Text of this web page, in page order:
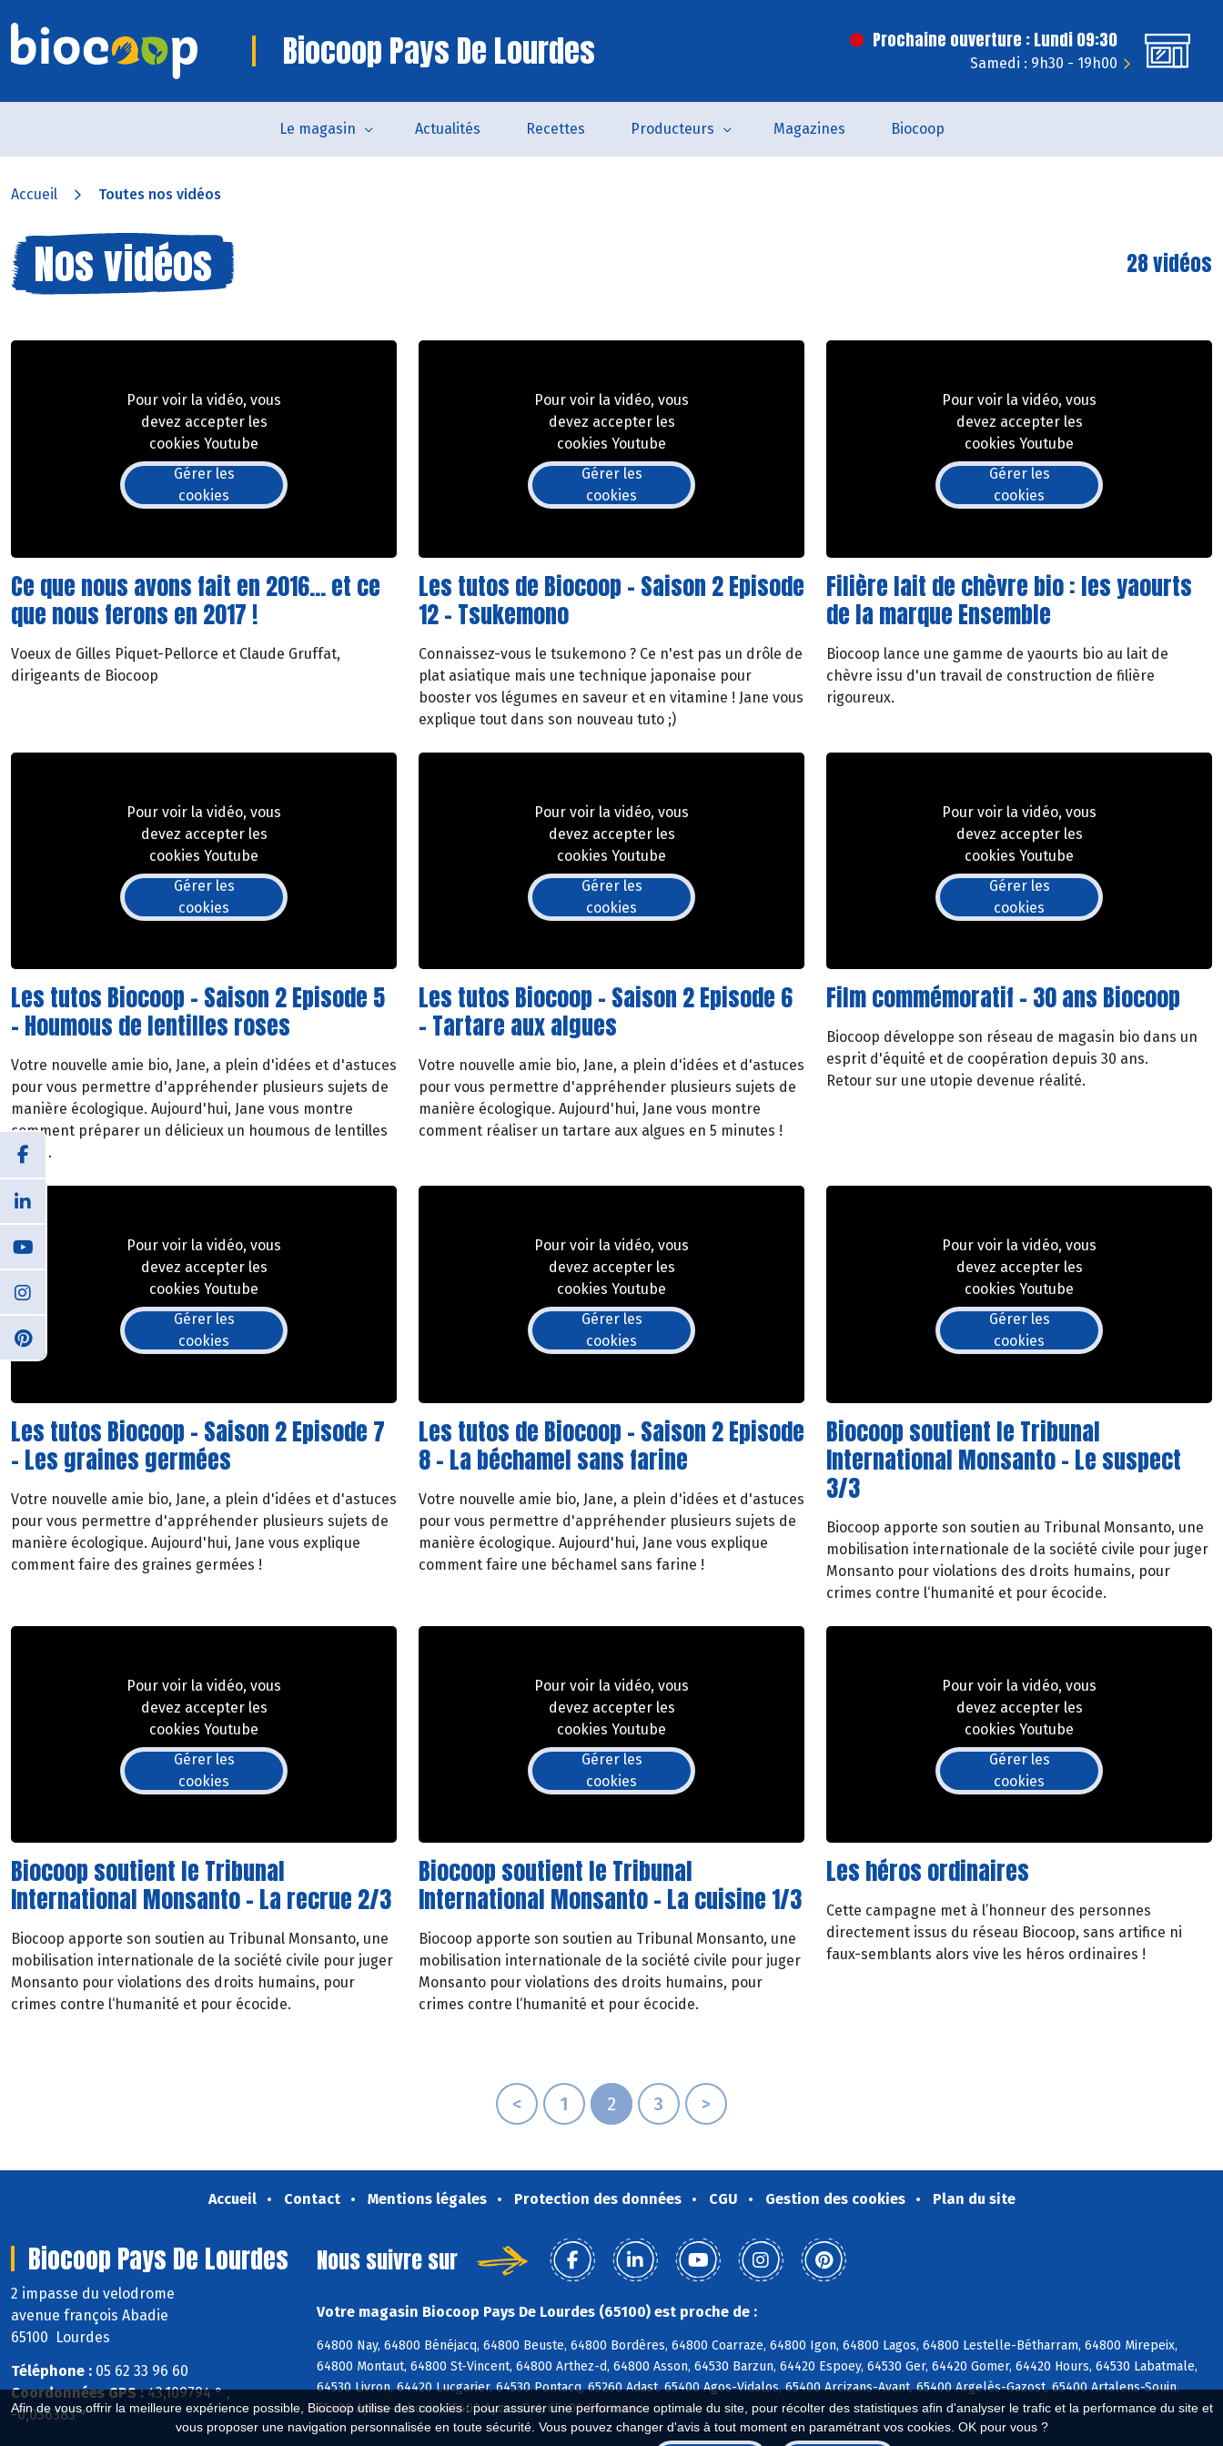
Afin de vous offrir la meilleure expérience possible, Biocoop utilise des cookies : pour assurer une performance optimale du site, pour récolter des statistiques afin d'analyser le trafic et la performance du site et
vous proposer une navigation personnalisée en toute sécurité. Vous pouvez changer d'avis à tout moment en paramétrant vos cookies. OK pour vous ?
Biocoop Pays De Lourdes Prochaine ouverture : Lundi 09:30
Samedi : 9h30 - 19h00
Le magasin Actualités Recettes Producteurs Magazines Biocoop
Accueil Toutes nos vidéos
Nos vidéos 28 vidéos
Pour voir la vidéo, vous
devez accepter les
cookies Youtube
Gérer les
cookies
Ce que nous avons fait en 2016... et ce
que nous ferons en 2017 !
Voeux de Gilles Piquet-Pellorce et Claude Gruffat,
dirigeants de Biocoop
Pour voir la vidéo, vous
devez accepter les
cookies Youtube
Gérer les
cookies
Les tutos de Biocoop - Saison 2 Episode
12 - Tsukemono
Connaissez-vous le tsukemono ? Ce n'est pas un drôle de
plat asiatique mais une technique japonaise pour
booster vos légumes en saveur et en vitamine ! Jane vous
explique tout dans son nouveau tuto ;)
Pour voir la vidéo, vous
devez accepter les
cookies Youtube
Gérer les
cookies
Filière lait de chèvre bio : les yaourts
de la marque Ensemble
Biocoop lance une gamme de yaourts bio au lait de
chèvre issu d'un travail de construction de filière
rigoureux.
Pour voir la vidéo, vous
devez accepter les
cookies Youtube
Gérer les
cookies
Les tutos Biocoop - Saison 2 Episode 5
- Houmous de lentilles roses
Votre nouvelle amie bio, Jane, a plein d'idées et d'astuces
pour vous permettre d'appréhender plusieurs sujets de
manière écologique. Aujourd'hui, Jane vous montre
comment préparer un délicieux un houmous de lentilles
roses.
Pour voir la vidéo, vous
devez accepter les
cookies Youtube
Gérer les
cookies
Les tutos Biocoop - Saison 2 Episode 6
- Tartare aux algues
Votre nouvelle amie bio, Jane, a plein d'idées et d'astuces
pour vous permettre d'appréhender plusieurs sujets de
manière écologique. Aujourd'hui, Jane vous montre
comment réaliser un tartare aux algues en 5 minutes !
Pour voir la vidéo, vous
devez accepter les
cookies Youtube
Gérer les
cookies
Film commémoratif - 30 ans Biocoop
Biocoop développe son réseau de magasin bio dans un
esprit d'équité et de coopération depuis 30 ans.
Retour sur une utopie devenue réalité.
Pour voir la vidéo, vous
devez accepter les
cookies Youtube
Gérer les
cookies
Les tutos Biocoop - Saison 2 Episode 7
- Les graines germées
Votre nouvelle amie bio, Jane, a plein d'idées et d'astuces
pour vous permettre d'appréhender plusieurs sujets de
manière écologique. Aujourd'hui, Jane vous explique
comment faire des graines germées !
Pour voir la vidéo, vous
devez accepter les
cookies Youtube
Gérer les
cookies
Les tutos de Biocoop - Saison 2 Episode
8 - La béchamel sans farine
Votre nouvelle amie bio, Jane, a plein d'idées et d'astuces
pour vous permettre d'appréhender plusieurs sujets de
manière écologique. Aujourd'hui, Jane vous explique
comment faire une béchamel sans farine !
Pour voir la vidéo, vous
devez accepter les
cookies Youtube
Gérer les
cookies
Biocoop soutient le Tribunal
International Monsanto - Le suspect
3/3
Biocoop apporte son soutien au Tribunal Monsanto, une
mobilisation internationale de la société civile pour juger
Monsanto pour violations des droits humains, pour
crimes contre l‘humanité et pour écocide.
Pour voir la vidéo, vous
devez accepter les
cookies Youtube
Gérer les
cookies
Biocoop soutient le Tribunal
International Monsanto - La recrue 2/3
Biocoop apporte son soutien au Tribunal Monsanto, une
mobilisation internationale de la société civile pour juger
Monsanto pour violations des droits humains, pour
crimes contre l‘humanité et pour écocide.
Pour voir la vidéo, vous
devez accepter les
cookies Youtube
Gérer les
cookies
Biocoop soutient le Tribunal
International Monsanto - La cuisine 1/3
Biocoop apporte son soutien au Tribunal Monsanto, une
mobilisation internationale de la société civile pour juger
Monsanto pour violations des droits humains, pour
crimes contre l‘humanité et pour écocide.
Pour voir la vidéo, vous
devez accepter les
cookies Youtube
Gérer les
cookies
Les héros ordinaires
Cette campagne met à l’honneur des personnes
directement issus du réseau Biocoop, sans artifice ni
faux-semblants alors vive les héros ordinaires !
< 1 2 3 >
Accueil Contact Mentions légales Protection des données CGU Gestion des cookies Plan du site
Biocoop Pays De Lourdes
2 impasse du velodrome
avenue françois Abadie
65100 Lourdes
Téléphone : 05 62 33 96 60
Coordonnées GPS :43,109794 ° ,
-0,036383 °
Nous suivre sur
Votre magasin Biocoop Pays De Lourdes (65100) est proche de :
64800 Nay, 64800 Bénéjacq, 64800 Beuste, 64800 Bordères, 64800 Coarraze, 64800 Igon, 64800 Lagos, 64800 Lestelle-Bétharram, 64800 Mirepeix,
64800 Montaut, 64800 St-Vincent, 64800 Arthez-d, 64800 Asson, 64530 Barzun, 64420 Espoey, 64530 Ger, 64420 Gomer, 64420 Hours, 64530 Labatmale,
64530 Livron, 64420 Lucgarier, 64530 Pontacq, 65260 Adast, 65400 Agos-Vidalos, 65400 Arcizans-Avant, 65400 Argelès-Gazost, 65400 Artalens-Souin,
65400 Ayros-Arbouix, 65400 Ayzac-Ost, 65400 Beaucens